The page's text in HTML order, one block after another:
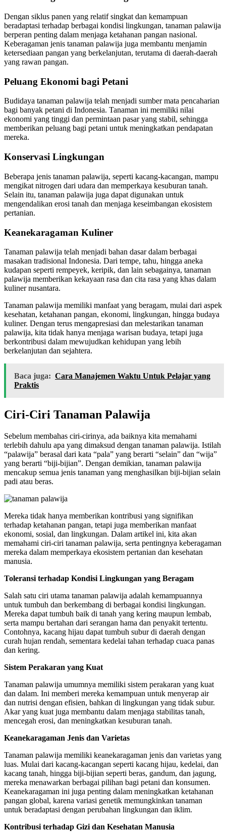
Dengan siklus panen yang relatif singkat dan kemampuan
beradaptasi terhadap berbagai kondisi lingkungan, tanaman palawija
berperan penting dalam menjaga ketahanan pangan nasional.
Keberagaman jenis tanaman palawija juga membantu menjamin
ketersediaan pangan yang berkelanjutan, terutama di daerah-daerah
yang rawan pangan.
Peluang Ekonomi bagi Petani
Budidaya tanaman palawija telah menjadi sumber mata pencaharian
bagi banyak petani di Indonesia. Tanaman ini memiliki nilai
ekonomi yang tinggi dan permintaan pasar yang stabil, sehingga
memberikan peluang bagi petani untuk meningkatkan pendapatan
mereka.
Konservasi Lingkungan
Beberapa jenis tanaman palawija, seperti kacang-kacangan, mampu
mengikat nitrogen dari udara dan memperkaya kesuburan tanah.
Selain itu, tanaman palawija juga dapat digunakan untuk
mengendalikan erosi tanah dan menjaga keseimbangan ekosistem
pertanian.
Keanekaragaman Kuliner
Tanaman palawija telah menjadi bahan dasar dalam berbagai
masakan tradisional Indonesia. Dari tempe, tahu, hingga aneka
kudapan seperti rempeyek, keripik, dan lain sebagainya, tanaman
palawija memberikan kekayaan rasa dan cita rasa yang khas dalam
kuliner nusantara.
Tanaman palawija memiliki manfaat yang beragam, mulai dari aspek
kesehatan, ketahanan pangan, ekonomi, lingkungan, hingga budaya
kuliner. Dengan terus mengapresiasi dan melestarikan tanaman
palawija, kita tidak hanya menjaga warisan budaya, tetapi juga
berkontribusi dalam mewujudkan kehidupan yang lebih
berkelanjutan dan sejahtera.
Baca juga: Cara Manajemen Waktu Untuk Pelajar yang
Praktis
Ciri-Ciri Tanaman Palawija
Sebelum membahas ciri-cirinya, ada baiknya kita memahami
terlebih dahulu apa yang dimaksud dengan tanaman palawija. Istilah
“palawija” berasal dari kata “pala” yang berarti “selain” dan “wija”
yang berarti “biji-bijian”. Dengan demikian, tanaman palawija
mencakup semua jenis tanaman yang menghasilkan biji-bijian selain
padi atau beras.
Mereka tidak hanya memberikan kontribusi yang signifikan
terhadap ketahanan pangan, tetapi juga memberikan manfaat
ekonomi, sosial, dan lingkungan. Dalam artikel ini, kita akan
memahami ciri-ciri tanaman palawija, serta pentingnya keberagaman
mereka dalam memperkaya ekosistem pertanian dan kesehatan
manusia.
Toleransi terhadap Kondisi Lingkungan yang Beragam
Salah satu ciri utama tanaman palawija adalah kemampuannya
untuk tumbuh dan berkembang di berbagai kondisi lingkungan.
Mereka dapat tumbuh baik di tanah yang kering maupun lembab,
serta mampu bertahan dari serangan hama dan penyakit tertentu.
Contohnya, kacang hijau dapat tumbuh subur di daerah dengan
curah hujan rendah, sementara kedelai tahan terhadap cuaca panas
dan kering.
Sistem Perakaran yang Kuat
Tanaman palawija umumnya memiliki sistem perakaran yang kuat
dan dalam. Ini memberi mereka kemampuan untuk menyerap air
dan nutrisi dengan efisien, bahkan di lingkungan yang tidak subur.
Akar yang kuat juga membantu dalam menjaga stabilitas tanah,
mencegah erosi, dan meningkatkan kesuburan tanah.
Keanekaragaman Jenis dan Varietas
Tanaman palawija memiliki keanekaragaman jenis dan varietas yang
luas. Mulai dari kacang-kacangan seperti kacang hijau, kedelai, dan
kacang tanah, hingga biji-bijian seperti beras, gandum, dan jagung,
mereka menawarkan berbagai pilihan bagi petani dan konsumen.
Keanekaragaman ini juga penting dalam meningkatkan ketahanan
pangan global, karena variasi genetik memungkinkan tanaman
untuk beradaptasi dengan perubahan lingkungan dan iklim.
Kontribusi terhadap Gizi dan Kesehatan Manusia